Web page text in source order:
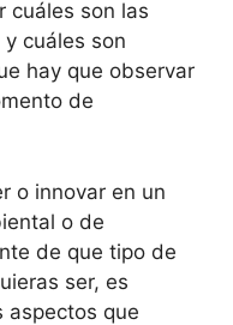
cuáles son las
cuáles son
hay que observar
de
o innovar en un
o de
de que tipo de
ser, es
aspectos que